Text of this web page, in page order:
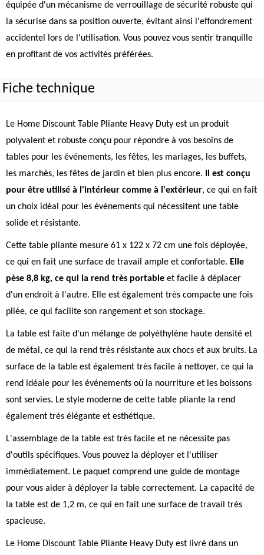
équipée d'un mécanisme de verrouillage de sécurité robuste qui
la sécurise dans sa position ouverte, évitant ainsi l'effondrement
accidentel lors de l'utilisation. Vous pouvez vous sentir tranquille
en profitant de vos activités préférées.
Fiche technique
Le Home Discount Table Pliante Heavy Duty est un produit
polyvalent et robuste conçu pour répondre à vos besoins de
tables pour les événements, les fêtes, les mariages, les buffets,
les marchés, les fêtes de jardin et bien plus encore.
Il est conçu
pour être utilisé à l'intérieur comme à l'extérieur, ce qui en fait
un choix idéal pour les événements qui nécessitent une table
solide et résistante.
Cette table pliante mesure 61 x 122 x 72 cm une fois déployée,
ce qui en fait une surface de travail ample et confortable. Elle
pèse 8,8 kg, ce qui la rend très portable et facile à déplacer
d'un endroit à l'autre. Elle est également très compacte une fois
pliée, ce qui facilite son rangement et son stockage.
La table est faite d'un mélange de polyéthylène haute densité et
de métal, ce qui la rend très résistante aux chocs et aux bruits. La
surface de la table est également très facile à nettoyer, ce qui la
rend idéale pour les événements où la nourriture et les boissons
sont servies. Le style moderne de cette table pliante la rend
également très élégante et esthétique.
L'assemblage de la table est très facile et ne nécessite pas
d'outils spécifiques. Vous pouvez la déployer et l'utiliser
immédiatement. Le paquet comprend une guide de montage
pour vous aider à déployer la table correctement. La capacité de
la table est de 1,2 m, ce qui en fait une surface de travail très
spacieuse.
Le Home Discount Table Pliante Heavy Duty est livré dans un